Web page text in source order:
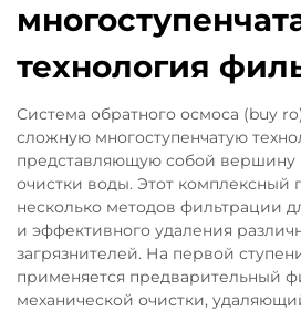
технология
Система обратного осмоса (buy
сложную многоступенчатую
представляющую собой вершину
очистки воды. Этот комплексный
несколько методов фильтрации
и эффективного удаления
загрязнителей. На первой
применяется предварительный
механической очистки,